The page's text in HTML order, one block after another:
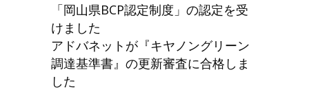
「岡山県BCP認定制度」の認定を受
けました
アドバネットが『キヤノングリーン
調達基準書』の更新審査に合格しま
した